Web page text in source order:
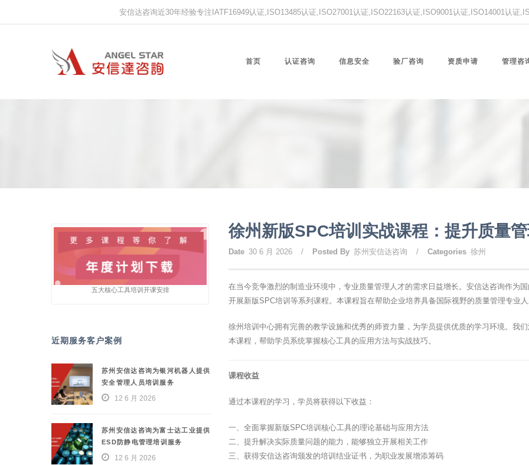
安信达咨询近30年经验专注IATF16949认证,ISO13485认证,ISO27001认证,ISO22163认证,ISO9001认证,ISO14001认证
首页 认证咨询 信息安全 验厂咨询 资质申请 管理咨
徐州新版SPC培训实战课程：提升质量管
Date 30 6 月 2026 / Posted By 苏州安信达咨询 / Categories 徐州
在当今竞争激烈的制造业环境中，专业质量管理人才的需求日益增长。安信达咨询作为
开展新版SPC培训等系列课程。本课程旨在帮助企业培养具备国际视野的质量管理专业
徐州培训中心拥有完善的教学设施和优秀的师资力量，为学员提供优质的学习环境。我
本课程，帮助学员系统掌握核心工具的应用方法与实战技巧。
课程收益
通过本课程的学习，学员将获得以下收益：
一、全面掌握新版SPC培训核心工具的理论基础与应用方法
二、提升解决实际质量问题的能力，能够独立开展相关工作
三、获得安信达咨询颁发的培训结业证书，为职业发展增添筹码
五大核心工具培训开课安排
近期服务客户案例
苏州安信达咨询为银河机器人提供
安全管理人员培训服务
12 6 月 2026
苏州安信达咨询为富士达工业提供
ESD防静电管理培训服务
12 6 月 2026